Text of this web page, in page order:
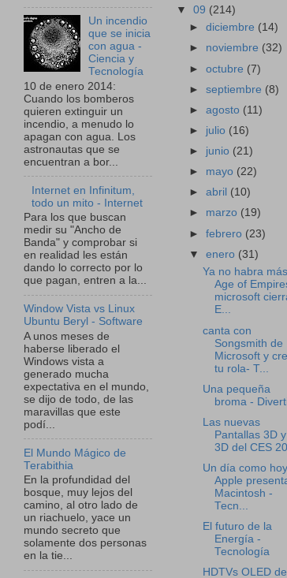
Un incendio
que se inicia
con agua -
Ciencia y
Tecnología
10 de enero 2014:
Cuando los bomberos
quieren extinguir un
incendio, a menudo lo
apagan con agua. Los
astronautas que se
encuentran a bor...
Internet en Infinitum,
todo un mito - Internet
Para los que buscan
medir su "Ancho de
Banda" y comprobar si
en realidad les están
dando lo correcto por lo
que pagan, entren a la...
Window Vista vs Linux
Ubuntu Beryl - Software
A unos meses de
haberse liberado el
Windows vista a
generado mucha
expectativa en el mundo,
se dijo de todo, de las
maravillas que este
podí...
El Mundo Mágico de
Terabithia
En la profundidad del
bosque, muy lejos del
camino, al otro lado de
un riachuelo, yace un
mundo secreto que
solamente dos personas
en la tie...
▼ 09 (214)
►diciembre (14)
► noviembre (32)
►octubre (7)
►septiembre (8)
►agosto (11)
► julio (16)
► junio (21)
► mayo (22)
►abril (10)
► marzo (19)
►febrero (23)
▼enero (31)
Ya no habra más
Age of
microsoft
E...
canta con
Songsmith de
Microsoft y
tu rola- T...
Una pequeña
broma -
Las nuevas
Pantallas 3D
3D del CES
Un día como hoy
Apple
Macintosh -
Tecn...
El futuro de la
Energía -
Tecnología
HDTVs OLED de